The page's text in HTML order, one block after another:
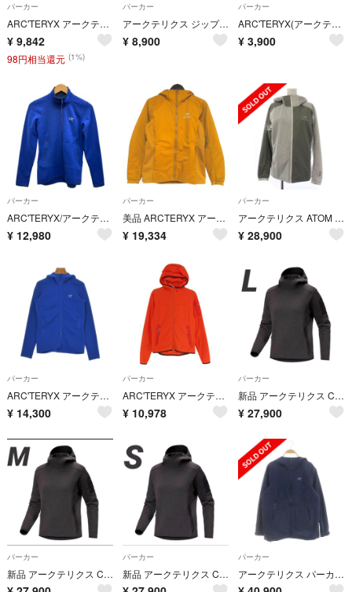
パーカー
ARC'TERYX アークテリクス WMNS EMBLEM FLEECE HOODIE ウィメンズ エンブレム フリース プルオーバーフーディー パーカー ホワイト X000009786
¥ 9,842
98円相当還元 (1%)
パーカー
アークテリクス ジップアップパーカー ジャケット M グリーン
¥ 8,900
パーカー
ARC'TERYX(アークテリクス) パーカー サイズM レディース美品 - ベージュ 長袖/薄手
¥ 3,900
パーカー
ARC'TERYX/アークテリクス/カイヤナイトフーディー/ブルー/サイズS/レディース/FB3984
¥ 12,980
パーカー
美品 ARCTERYX アークテリクス ATOM HOODY W フーディー ナイロン ジップアップパーカー パデッドジャケット XS マスタード イエロー レディース 古着 中古 USED
¥ 19,334
パーカー
アークテリクス ATOM HOODY SP ジップアップパーカー L グレー 白
¥ 28,900
パーカー
ARC'TERYX アークテリクス パーカー XS 青 【古着】【中古】【送料無料】
¥ 14,300
パーカー
ARC'TERYX アークテリクス W Covert Hoody コーデユロイ フリース ジップアップ パーカー フーディー レッド系 XS【中古】
¥ 10,978
パーカー
新品 アークテリクス Covert Pullover Hoody W Lサイズ
¥ 27,900
パーカー
新品 アークテリクス Covert Pullover Hoody W Mサイズ
パーカー
新品 アークテリクス Covert Pullover Hoody W Sサイズ
パーカー
アークテリクス パーカー ジャンパー ウインドブレーカー ゴアテックス 紺